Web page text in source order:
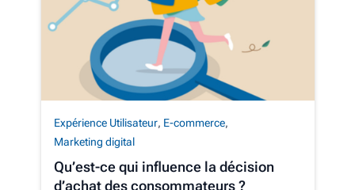
Expérience Utilisateur, E-commerce,
Marketing digital
Qu’est-ce qui influence la décision
d’achat des consommateurs ?